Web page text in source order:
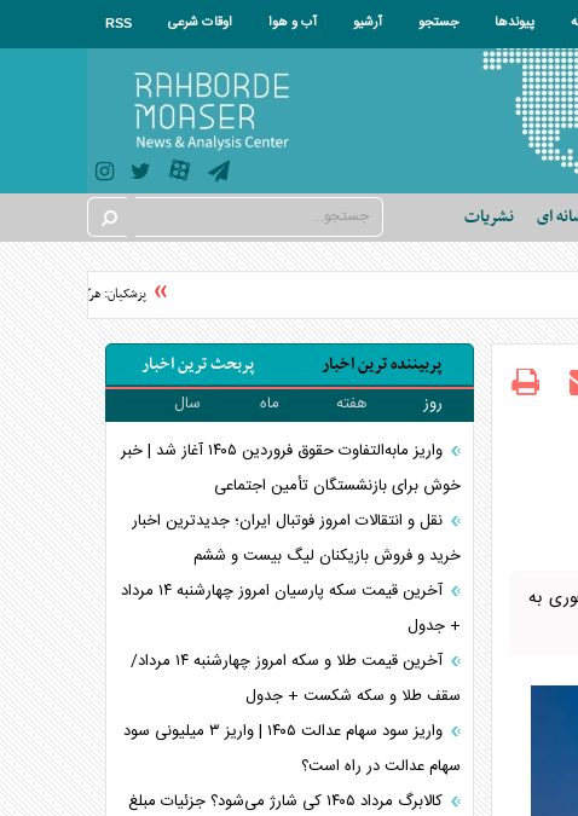
پیوندها جستجو آرشیو آب و هوا اوقات شرعی RSS
ای نشریات
پزشکیان: هرگز نمی‌توان حوادث
به
پربیننده ترین اخبار پربحث ترین اخبار
روز هفته ماه
سال
واریز مابه‌التفاوت حقوق فروردین ۱۴۰۵ آغاز شد | خبر
خوش برای بازنشستگان تأمین اجتماعی
نقل و انتقالات امروز فوتبال ایران؛ جدیدترین اخبار
خرید و فروش بازیکنان لیگ بیست و ششم
آخرین قیمت سکه پارسیان امروز چهارشنبه ۱۴ مرداد
+ جدول
آخرین قیمت طلا و سکه امروز چهارشنبه ۱۴ مرداد/
سقف طلا و سکه شکست + جدول
واریز سود سهام عدالت ۱۴۰۵ | واریز ۳ میلیونی سود
سهام عدالت در راه است؟
کالابرگ مرداد ۱۴۰۵ کی شارژ می‌شود؟ جزئیات مبلغ